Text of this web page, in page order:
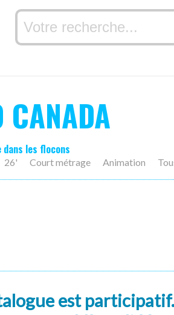
CANADA
dans les flocons
26' Court métrage Animation
est